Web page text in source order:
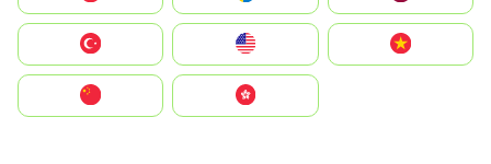
United States
中國香港特別行政區